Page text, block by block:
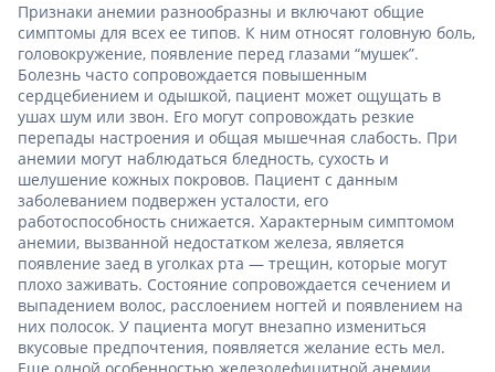
Признаки анемии разнообразны и включают общие
симптомы для всех ее типов. К ним относят головную боль,
головокружение, появление перед глазами “мушек”.
Болезнь часто сопровождается повышенным
сердцебиением и одышкой, пациент может ощущать в
ушах шум или звон. Его могут сопровождать резкие
перепады настроения и общая мышечная слабость. При
анемии могут наблюдаться бледность, сухость и
шелушение кожных покровов. Пациент с данным
заболеванием подвержен усталости, его
работоспособность снижается. Характерным симптомом
анемии, вызванной недостатком железа, является
появление заед в уголках рта — трещин, которые могут
плохо заживать. Состояние сопровождается сечением и
выпадением волос, расслоением ногтей и появлением на
них полосок. У пациента могут внезапно измениться
вкусовые предпочтения, появляется желание есть мел.